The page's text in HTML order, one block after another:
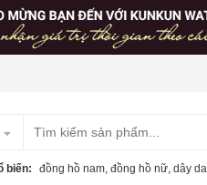
biến: đồng hồ nam đồng hồ nữ dây da